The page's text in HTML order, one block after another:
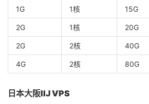
1G 1核 15G
2G 1核 20G
2G 2核 40G
4G 2核 80G
日本大阪IIJ VPS